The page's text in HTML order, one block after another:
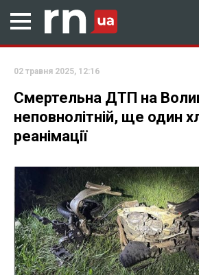
02 травня 2025, 12:16
Смертельна ДТП на
неповнолітній, ще один
реанімації